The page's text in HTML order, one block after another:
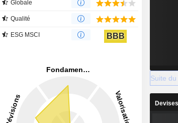
Globale
Qualité
ESG MSCI BBB
Suite